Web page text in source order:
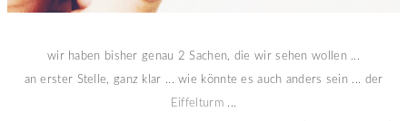
wir haben bisher genau 2 Sachen, die wir sehen wollen ...
an erster Stelle, ganz klar ... wie könnte es auch anders sein ... der
Eiffelturm ...